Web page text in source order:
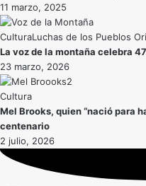
11 marzo, 2025
CulturaLuchas de los Pueblos
La voz de la montaña celebra
23 marzo, 2026
Cultura
Mel Brooks, quien “nació para
centenario
2 julio, 2026